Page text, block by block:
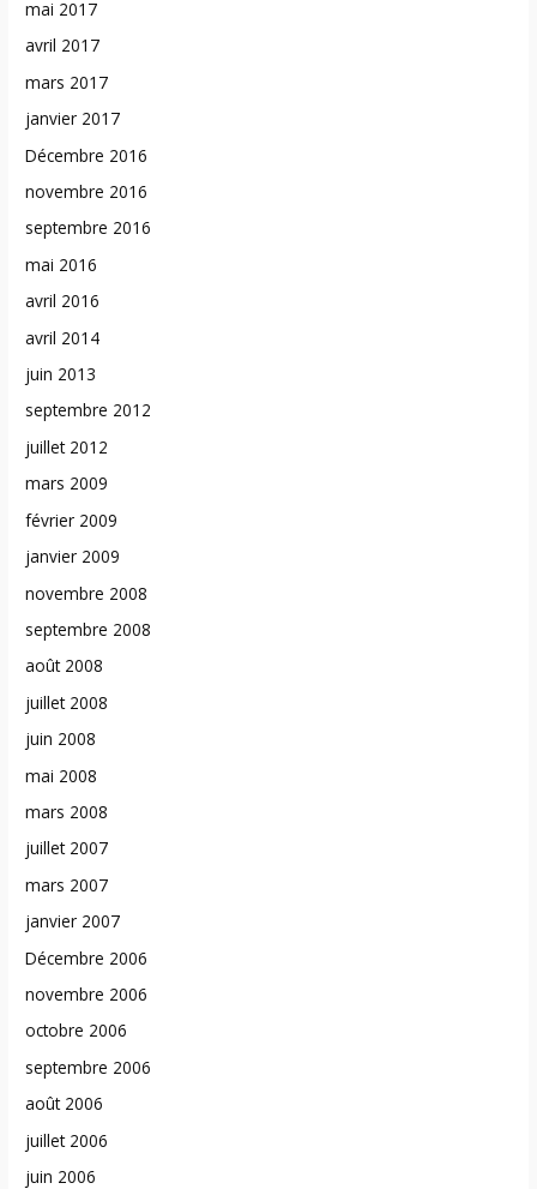
mai 2017
avril 2017
mars 2017
janvier 2017
Décembre 2016
novembre 2016
septembre 2016
mai 2016
avril 2016
avril 2014
juin 2013
septembre 2012
juillet 2012
mars 2009
février 2009
janvier 2009
novembre 2008
septembre 2008
août 2008
juillet 2008
juin 2008
mai 2008
mars 2008
juillet 2007
mars 2007
janvier 2007
Décembre 2006
novembre 2006
octobre 2006
septembre 2006
août 2006
juillet 2006
juin 2006